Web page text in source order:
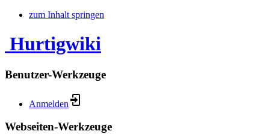
zum Inhalt springen
Hurtigwiki
Benutzer-Werkzeuge
Anmelden
Webseiten-Werkzeuge